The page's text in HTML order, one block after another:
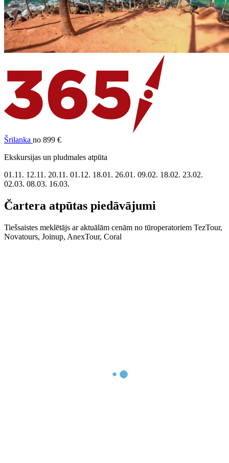
Šrilanka no 899 €
Ekskursijas un pludmales atpūta
01.11. 12.11. 20.11. 01.12. 18.01. 26.01. 09.02. 18.02. 23.02.
02.03. 08.03. 16.03.
Čartera atpūtas piedāvājumi
Tiešsaistes meklētājs ar aktuālām cenām no tūroperatoriem TezTour,
Novatours, Joinup, AnexTour, Coral